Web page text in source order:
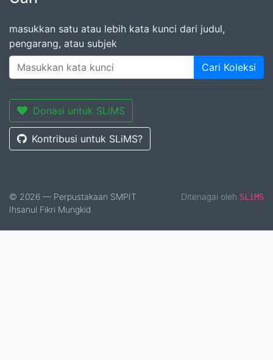
masukkan satu atau lebih kata kunci dari judul,
pengarang, atau subjek
Cari Koleksi
Donasi untuk SLiMS
Kontribusi untuk SLiMS?
© 2026 — Perpustakaan SMPIT
Ihsanul Fikri Mungkid
Ditenagai oleh SLiMS